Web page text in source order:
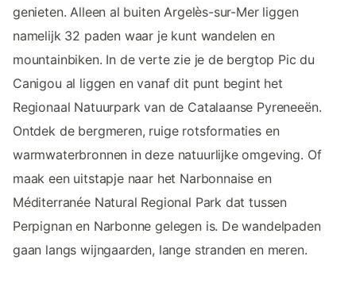
genieten. Alleen al buiten Argelès-sur-Mer liggen
namelijk 32 paden waar je kunt wandelen en
mountainbiken. In de verte zie je de bergtop Pic du
Canigou al liggen en vanaf dit punt begint het
Regionaal Natuurpark van de Catalaanse Pyreneeën.
Ontdek de bergmeren, ruige rotsformaties en
warmwaterbronnen in deze natuurlijke omgeving. Of
maak een uitstapje naar het Narbonnaise en
Méditerranée Natural Regional Park dat tussen
Perpignan en Narbonne gelegen is. De wandelpaden
gaan langs wijngaarden, lange stranden en meren.